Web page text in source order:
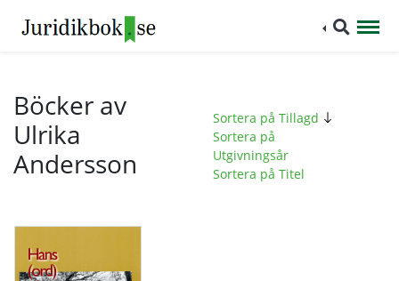
Böcker av
Ulrika
Andersson
Sortera på Tillagd
Sortera på
Utgivningsår
Sortera på Titel